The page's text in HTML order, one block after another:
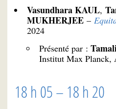
Vasundhara KAUL,
MUKHERJEE –
2024
Présenté par :
Institut Max Planck,
18 h 05 – 18 h 20